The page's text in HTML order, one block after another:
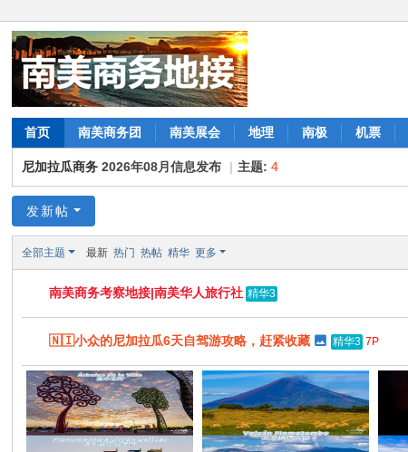
首页 南美商务团 南美展会 地理 南极 机票
尼加拉瓜商务 2026年08月信息发布 | 主题:4
发新帖
全部主题 最新 热门 热帖 精华 更多
南美商务考察地接|南美华人旅行社 精华3
🇳🇮小众的尼加拉瓜6天自驾游攻略，赶紧收藏 精华3 7P